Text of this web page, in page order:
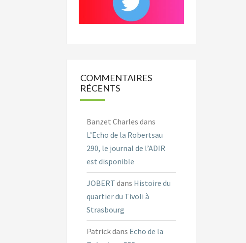
COMMENTAIRES
RÉCENTS
Banzet Charles dans
L’Echo de la Robertsau
290, le journal de l’ADIR
est disponible
JOBERT dans Histoire du
quartier du Tivoli à
Strasbourg
Patrickdans Echo de la